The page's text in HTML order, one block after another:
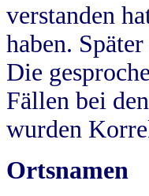
verstanden
haben.
Die
Fällen bei
wurden
Ortsnamen